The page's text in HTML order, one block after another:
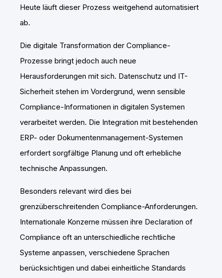
Heute läuft dieser Prozess weitgehend automatisiert
ab.
Die digitale Transformation der Compliance-
Prozesse bringt jedoch auch neue
Herausforderungen mit sich. Datenschutz und IT-
Sicherheit stehen im Vordergrund, wenn sensible
Compliance-Informationen in digitalen Systemen
verarbeitet werden. Die Integration mit bestehenden
ERP- oder Dokumentenmanagement-Systemen
erfordert sorgfältige Planung und oft erhebliche
technische Anpassungen.
Besonders relevant wird dies bei
grenzüberschreitenden Compliance-Anforderungen.
Internationale Konzerne müssen ihre Declaration of
Compliance oft an unterschiedliche rechtliche
Systeme anpassen, verschiedene Sprachen
berücksichtigen und dabei einheitliche Standards